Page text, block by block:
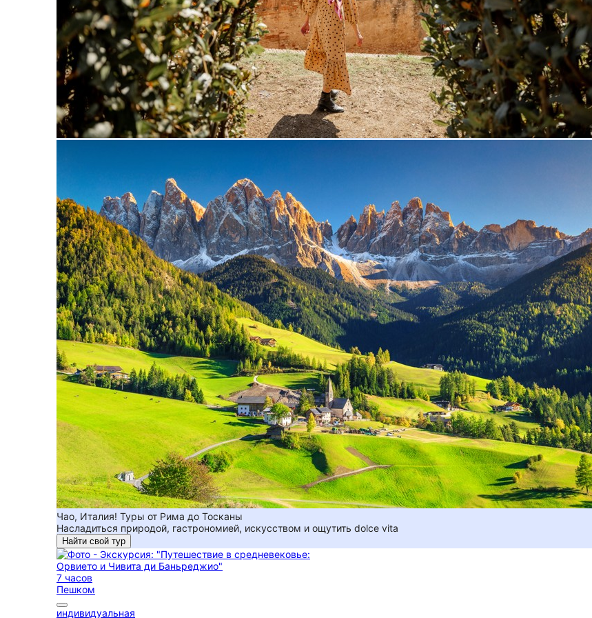
Чао, Италия! Туры от Рима до Тосканы
Насладиться природой, гастрономией, искусством и ощутить dolce vita
Найти свой тур
7 часов
Пешком
индивидуальная